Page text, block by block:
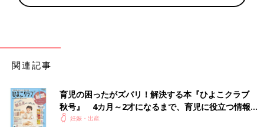
関連記事
育児の困ったがズバリ！解決する本『ひよこクラブ
秋号』 4カ月～2才になるまで、育児に役立つ情報が
いっぱい！
妊娠・出産